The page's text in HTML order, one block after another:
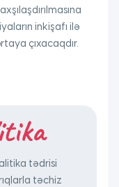
inkişafı ilə
çıxacaqdır.
tədrisi
təchiz